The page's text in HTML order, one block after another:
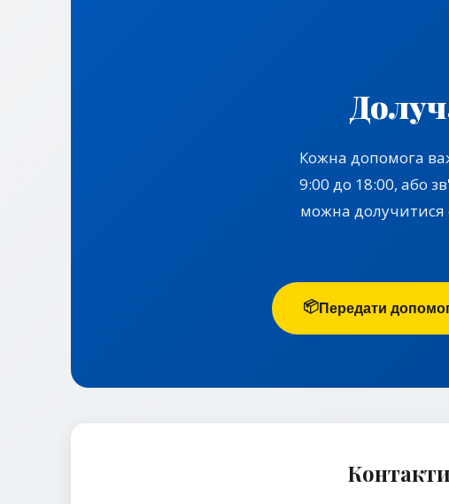
Кожна допомога
9:00 до 18:00, або
можна долучитися
📦Передати